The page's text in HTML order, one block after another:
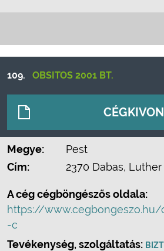
109. OBSITOS 2001 BT.
Megye:
Pest
Cím:
2370 Dabas, Luther
A cég cégböngészős oldala:
https://
-c
Tevékenység, szolgáltatás: